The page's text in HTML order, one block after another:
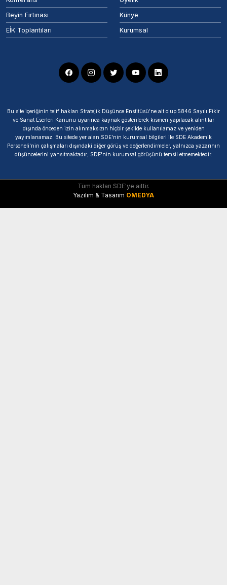
Beyin Fırtınası
EİK Toplantıları
Künye
Kurumsal
Bu site içeriğinin telif hakları Stratejik Düşünce Enstitüsü’ne ait olup 5846 Sayılı Fikir
ve Sanat Eserleri Kanunu uyarınca kaynak gösterilerek kısmen yapılacak alıntılar
dışında önceden izin alınmaksızın hiçbir şekilde kullanılamaz ve yeniden
yayımlanamaz. Bu sitede yer alan SDE'nin kurumsal bilgileri ile SDE Akademik
Personeli'nin çalışmaları dışındaki diğer görüş ve değerlendirmeler, yalnızca yazarının
düşüncelerini yansıtmaktadır; SDE'nin kurumsal görüşünü temsil etmemektedir.
Tüm hakları SDE'ye aittir.
Yazılım & Tasarım OMEDYA